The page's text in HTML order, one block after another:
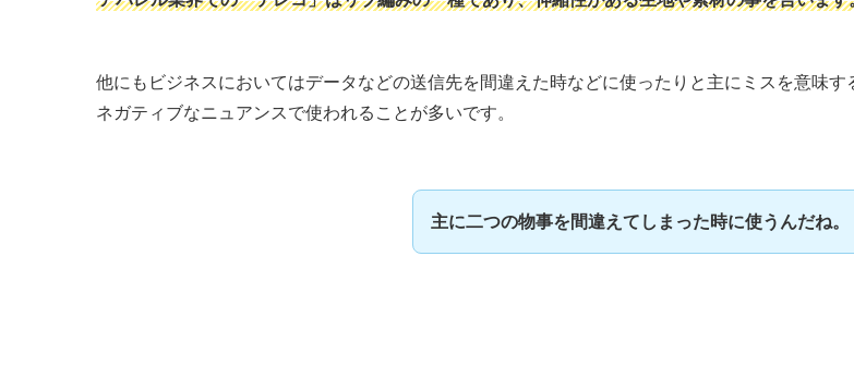
他にもビジネスにおいてはデータなどの送信先を間違えた時などに使ったりと主にミスを意味す
ネガティブなニュアンスで使われることが多いです。
主に二つの物事を間違えてしまった時に使うんだね。